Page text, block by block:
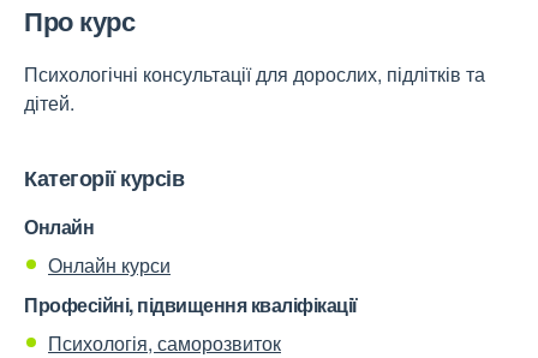
Про курс
Психологічні консультації для дорослих, підлітків та
дітей.
Категорії курсів
Онлайн
Онлайн курси
Професійні, підвищення кваліфікації
Психологія, саморозвиток